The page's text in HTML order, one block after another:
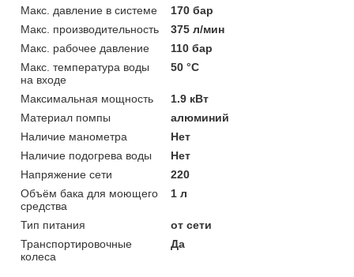
Макс. давление в системе
170 бар
Макс. производительность
375 л/мин
Макс. рабочее давление
110 бар
Макс. температура воды
на входе
50 °C
Максимальная мощность
1.9 кВт
Материал помпы
алюминий
Наличие манометра
Нет
Наличие подогрева воды
Нет
Напряжение сети
220
Объём бака для моющего
средства
1 л
Тип питания
от сети
Транспортировочные
колеса
Да